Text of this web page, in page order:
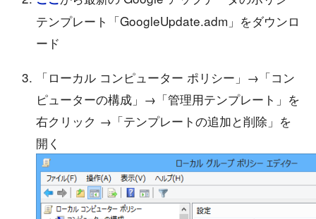
テンプレート「GoogleUpdate.adm」をダウンロ
ード
「ローカル コンピューター ポリシー」→「コン
ピューターの構成」→「管理用テンプレート」を
右クリック →「テンプレートの追加と削除」を
開く